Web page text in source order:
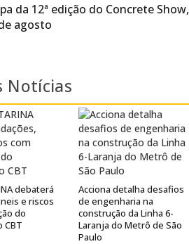
da 12ª edição do Concrete Show,
agosto
Notícias
debaterá
e riscos
do
CBT
Acciona detalha desafios
de engenharia na
construção da Linha 6-
Laranja do Metrô de São
Paulo